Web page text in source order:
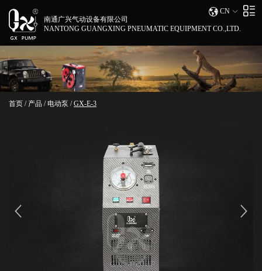
南通广兴气动设备有限公司
NANTONG GUANGXING PNEUMATIC EQUIPMENT CO.,LTD.
CN
首页 / 产品 /电动泵 /GX-E-3